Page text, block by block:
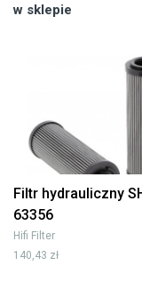
w sklepie
Filtr hydrauliczny
63356
Hifi Filter
140,43 zł